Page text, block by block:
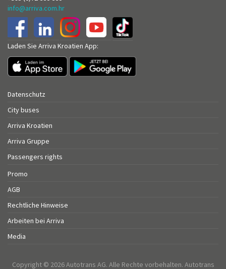
info@arriva.com.hr
Laden Sie Arriva Kroatien App:
Datenschutz
City buses
Arriva Kroatien
Arriva Gruppe
Passengers rights
Promo
AGB
Rechtliche Hinweise
Arbeiten bei Arriva
Media
Copyright © 2026 Autotrans AG. Alle Rechte vorbehalten. Autotrans